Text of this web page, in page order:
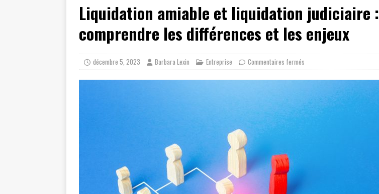
Liquidation amiable et liquidation judiciaire :
comprendre les différences et les enjeux
décembre 5, 2023 Barbara Lexin Entreprise Commentaires fermés